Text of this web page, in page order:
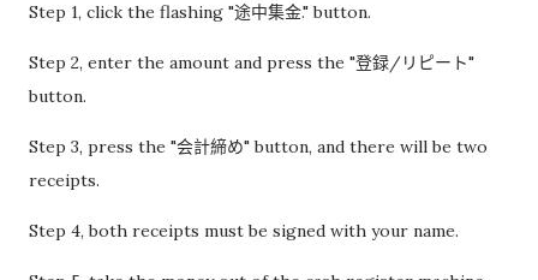
Step 1, click the flashing "途中集金." button.
Step 2, enter the amount and press the "登録/リピート"
button.
Step 3, press the "会計締め" button, and there will be two
receipts.
Step 4, both receipts must be signed with your name.